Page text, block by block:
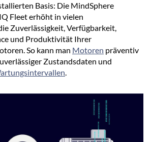
Basis: Die MindSphere
Fleet erhöht in vielen
Zuverlässigkeit, Verfügbarkeit,
und Produktivität Ihrer
So kann man Motoren präventiv
Zustandsdaten und
.